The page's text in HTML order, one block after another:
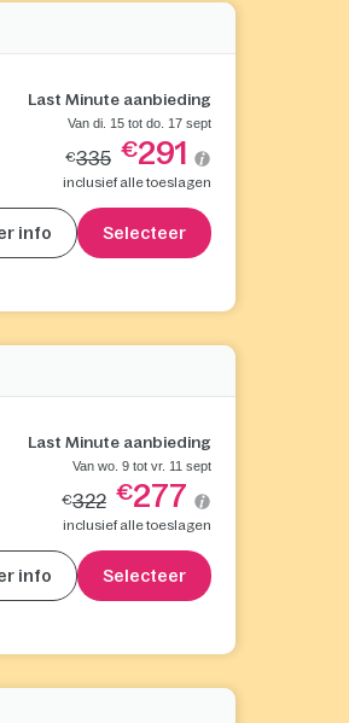
Last Minute aanbieding
Van di. 15 tot do. 17 sept
€335 €291
inclusief alle toeslagen
info Selecteer
Last Minute aanbieding
Van wo. 9 tot vr. 11 sept
€322 €277
inclusief alle toeslagen
info Selecteer